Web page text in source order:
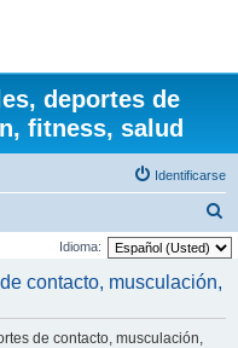
deportes de
fitness, salud
Identificarse
u
Idioma:
contacto, musculación,
de contacto, musculación,